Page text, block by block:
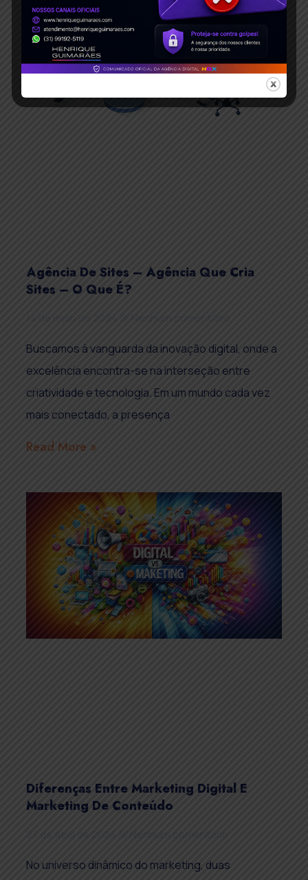
Agência De Sites – Agência Que Cria
Sites – O Que É?
Buscamos à vanguarda da inovação digital, onde a
excelência encontra-se na interseção entre
criatividade e tecnologia. Em um mundo cada vez
mais conectado, a presença
Read More »
Diferenças Entre Marketing Digital E
Marketing De Conteúdo
No universo dinâmico do marketing, duas